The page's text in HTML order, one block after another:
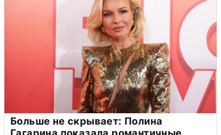
Больше не скрывает: Полина